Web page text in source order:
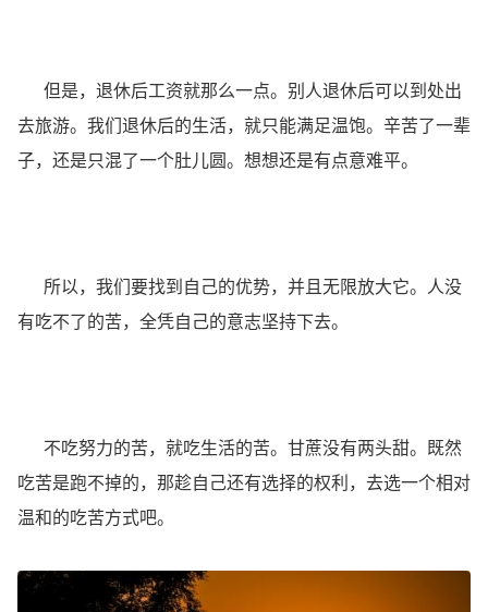
但是，退休后工资就那么一点。别人退休后可以到处出
去旅游。我们退休后的生活，就只能满足温饱。辛苦了一辈
子，还是只混了一个肚儿圆。想想还是有点意难平。
所以，我们要找到自己的优势，并且无限放大它。人没
有吃不了的苦，全凭自己的意志坚持下去。
不吃努力的苦，就吃生活的苦。甘蔗没有两头甜。既然
吃苦是跑不掉的，那趁自己还有选择的权利，去选一个相对
温和的吃苦方式吧。